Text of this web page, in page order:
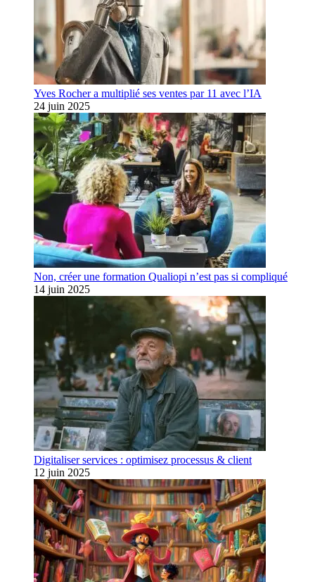
Yves Rocher a multiplié ses ventes par 11 avec l’IA
24 juin 2025
Non, créer une formation Qualiopi n’est pas si compliqué
14 juin 2025
Digitaliser services : optimisez processus & client
12 juin 2025